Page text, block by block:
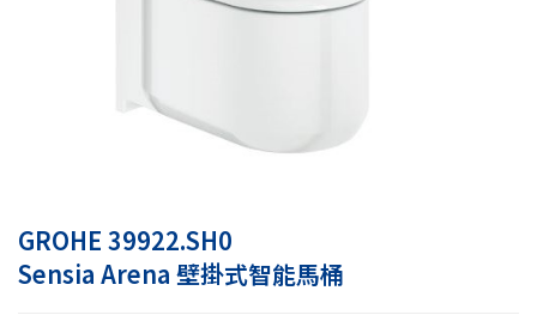
GROHE 39922.SH0
Sensia Arena 壁掛式智能馬桶